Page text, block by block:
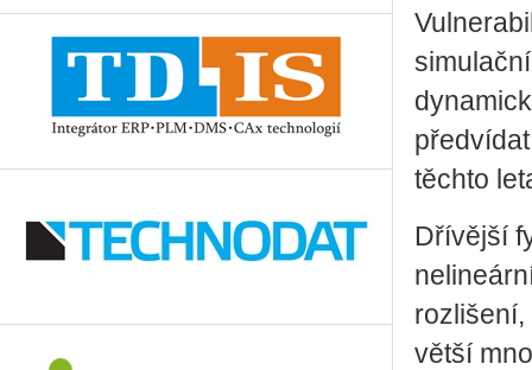
těchto
Dřívější
rozlišení,
větší